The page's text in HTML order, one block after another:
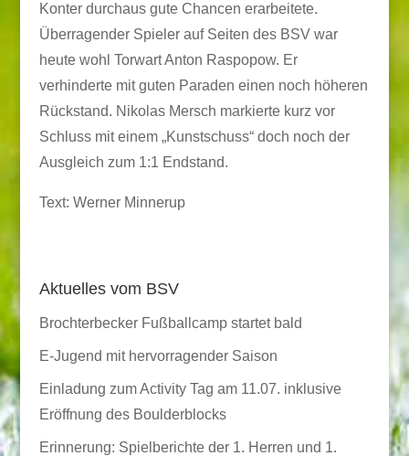
Konter durchaus gute Chancen erarbeitete.
Überragender Spieler auf Seiten des BSV war
heute wohl Torwart Anton Raspopow. Er
verhinderte mit guten Paraden einen noch höheren
Rückstand. Nikolas Mersch markierte kurz vor
Schluss mit einem „Kunstschuss“ doch noch der
Ausgleich zum 1:1 Endstand.
Text: Werner Minnerup
Aktuelles vom BSV
Brochterbecker Fußballcamp startet bald
E-Jugend mit hervorragender Saison
Einladung zum Activity Tag am 11.07. inklusive
Eröffnung des Boulderblocks
Erinnerung: Spielberichte der 1. Herren und 1.